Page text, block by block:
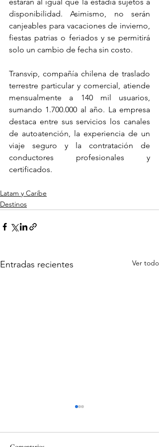
estarán al igual que la estadía sujetos a
disponibilidad. Asimismo, no serán
canjeables para vacaciones de invierno,
fiestas patrias o feriados y se permitirá
solo un cambio de fecha sin costo.
Transvip, compañía chilena de traslado
terrestre particular y comercial, atiende
mensualmente a 140 mil usuarios,
sumando 1.700.000 al año. La empresa
destaca entre sus servicios los canales
de autoatención, la experiencia de un
viaje seguro y la contratación de
conductores profesionales y
certificados.
Latam y Caribe
Destinos
Entradas recientes Ver todo